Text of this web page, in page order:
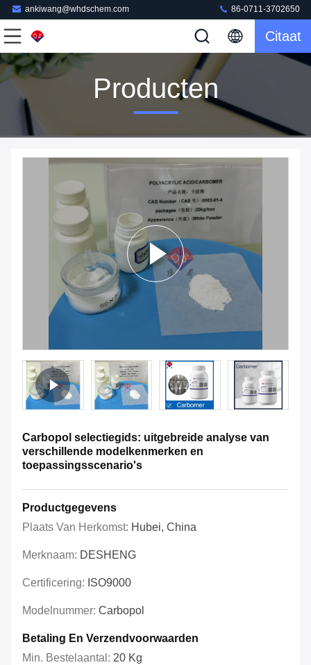
ankiwang@whdschem.com 86-0711-3702650
Citaat
Producten
Carbopol selectiegids: uitgebreide analyse van
verschillende modelkenmerken en
toepassingsscenario's
Productgegevens
Plaats Van Herkomst: Hubei, China
Merknaam: DESHENG
Certificering: ISO9000
Modelnummer: Carbopol
Betaling En Verzendvoorwaarden
Min. Bestelaantal: 20 Kg